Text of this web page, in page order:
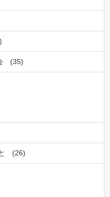
(35)
(26)